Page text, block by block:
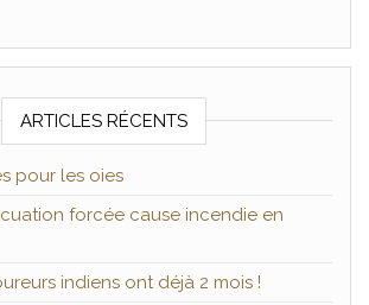
ARTICLES RÉCENTS
pour les oies
forcée cause incendie en
indiens ont déjà 2 mois !